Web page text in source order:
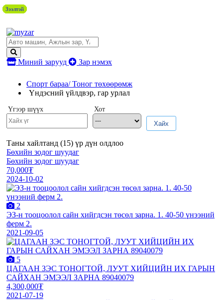
Миний зарууд Зар нэмэх
Спорт бараа/ Тоног төхөөрөмж
Үндэсний үйлдвэр, гар урлал
Үгээр шүүх
Хот
Хайх
Таны хайлтанд (15) үр дүн олдлоо
Бөхийн зодог шуудаг
Бөхийн зодог шуудаг
70,000₮
2024-10-02
2
ЭЗ-н тооцоолол сайн хийгдсэн төсөл зарна. 1. 40-50 үнээний
ферм 2.
2021-09-05
Зээлтэй
5
ЦАГААН ЗЭС ТОНОГТОЙ, ЛУУТ ХИЙЦИЙН ИХ ГАРЫН
САЙХАН ЭМЭЭЛ ЗАРНА 89040079
4,300,000₮
2021-07-19
Зээлтэй
Зээлтэй
Зээлтэй
Зээлтэй